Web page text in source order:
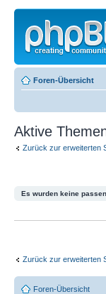
Foren-Übersicht
Aktive
Zurück zur erweiterten
Es wurden keine
Zurück zur erweiterten
Foren-Übersicht